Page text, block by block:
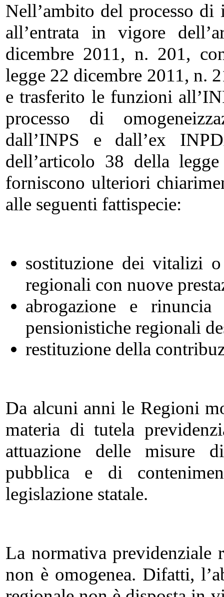
Nell’ambito del processo di
all’entrata in vigore
dicembre 2011, n. 201,
legge 22 dicembre 2011, n.
e trasferito le funzioni
processo di
dall’INPS e dall’ex
dell’articolo 38 della
forniscono ulteriori
alle seguenti fattispecie:
sostituzione dei vitalizi
regionali con nuove
abrogazione e
pensionistiche regionali
restituzione della
Da alcuni anni le Regioni
materia di tutela
attuazione delle misure
pubblica e di
legislazione statale.
La normativa previdenziale
non è omogenea. Difatti,